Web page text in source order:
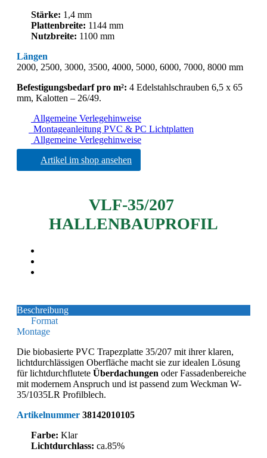
Stärke: 1,4 mm
Plattenbreite: 1144 mm
Nutzbreite: 1100 mm
Längen
2000, 2500, 3000, 3500, 4000, 5000, 6000, 7000, 8000 mm
Befestigungsbedarf pro m²: 4 Edelstahlschrauben 6,5 x 65
mm, Kalotten – 26/49.
Allgemeine Verlegehinweise
Montageanleitung PVC & PC Lichtplatten
Allgemeine Verlegehinweise
Artikel im shop ansehen
VLF-35/207
HALLENBAUPROFIL
Beschreibung
Format
Montage
Die biobasierte PVC Trapezplatte 35/207 mit ihrer klaren,
lichtdurchlässigen Oberfläche macht sie zur idealen Lösung
für lichtdurchflutete Überdachungen oder Fassadenbereiche
mit modernem Anspruch und ist passend zum Weckman W-
35/1035LR Profilblech.
Artikelnummer 38142010105
Farbe: Klar
Lichtdurchlass: ca.85%